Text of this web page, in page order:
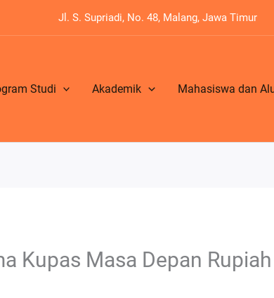
Jl. S. Supriadi, No. 48, Malang, Jawa Timur
Studi Akademik Mahasiswa dan
Kupas Masa Depan